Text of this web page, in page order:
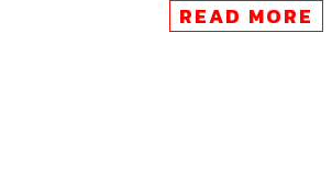
READ MORE